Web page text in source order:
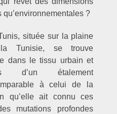
?
située sur la plaine
Tunisie, se trouve
dans le tissu urbain et
étalement
à celui de la
qu’elle ait connu ces
mutations profondes